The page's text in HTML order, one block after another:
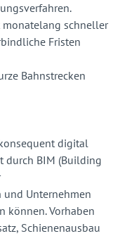
schneller
Fristen
Bahnstrecken
digital
durch BIM (Building
und Unternehmen
können. Vorhaben
Schienenausbau